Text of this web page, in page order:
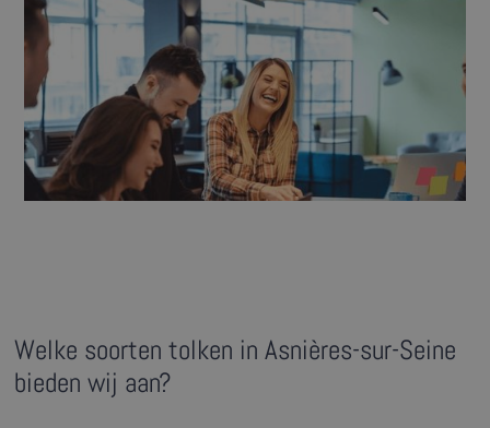
Welke soorten tolken in Asnières-sur-Seine
bieden wij aan?